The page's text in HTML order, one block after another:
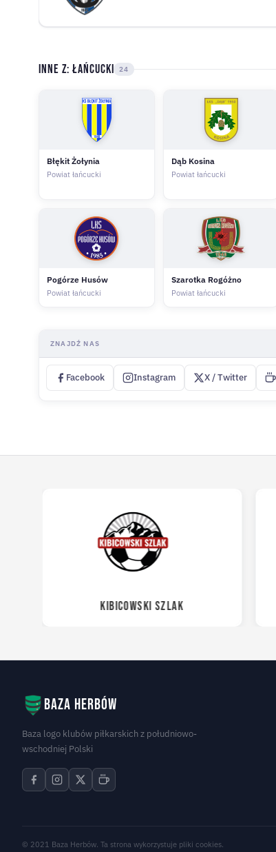
Inne z: Łańcucki 24
Błękit Żołynia
Powiat łańcucki
Dąb Kosina
Powiat łańcucki
Pogórze Husów
Powiat łańcucki
Szarotka Rogóżno
Powiat łańcucki
ZNAJDŹ NAS
Facebook Instagram X / Twitter
KIBICOWSKI SZLAK
Baza herbów
Baza logo klubów piłkarskich z południowo-
wschodniej Polski
© 2021 Baza Herbów. Ta strona wykorzystuje pliki cookies.